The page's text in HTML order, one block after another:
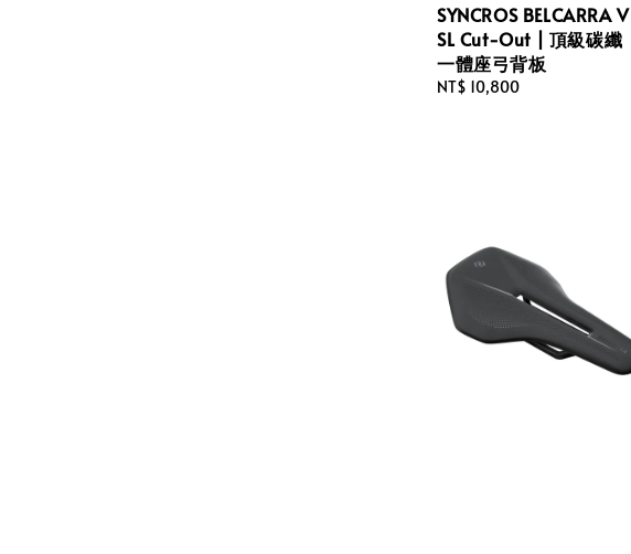
SYNCROS BELCARRA V
SL Cut-Out | 頂級碳纖
一體座弓背板
Regular
NT$ 10,800